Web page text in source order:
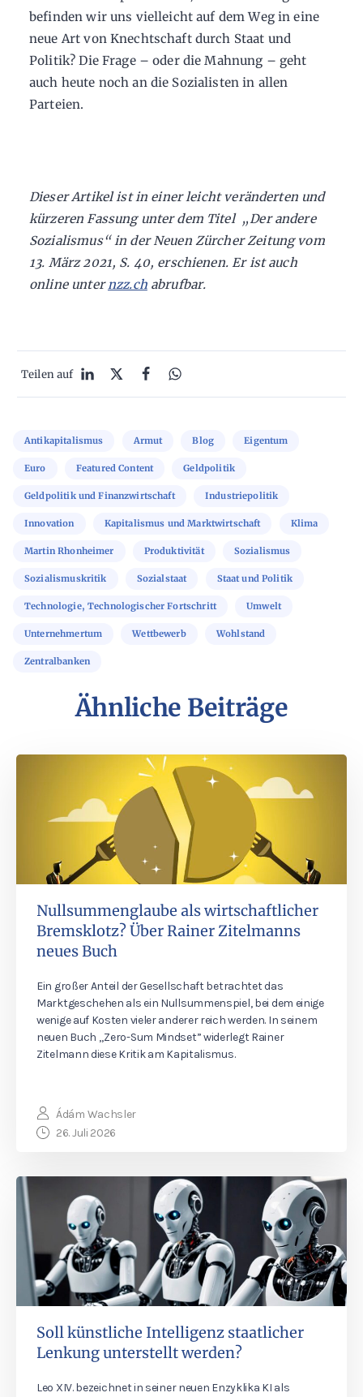
befinden wir uns vielleicht auf dem Weg in eine
neue Art von Knechtschaft durch Staat und
Politik? Die Frage – oder die Mahnung – geht
auch heute noch an die Sozialisten in allen
Parteien.
Dieser Artikel ist in einer leicht veränderten und
kürzeren Fassung unter dem Titel „Der andere
Sozialismus“ in der Neuen Zürcher Zeitung vom
13. März 2021, S. 40, erschienen. Er ist auch
online unternzz.chabrufbar.
Teilen auf
Antikapitalismus Armut Blog Eigentum
Euro Featured Content Geldpolitik
Geldpolitik und Finanzwirtschaft Industriepolitik
Innovation Kapitalismus und Marktwirtschaft Klima
Martin Rhonheimer Produktivität Sozialismus
Sozialismuskritik Sozialstaat Staat und Politik
Technologie, Technologischer Fortschritt Umwelt
Unternehmertum Wettbewerb Wohlstand
Zentralbanken
Ähnliche Beiträge
Nullsummenglaube als wirtschaftlicher
Bremsklotz? Über Rainer Zitelmanns
neues Buch
Ein großer Anteil der Gesellschaft betrachtet das
Marktgeschehen als ein Nullsummenspiel, bei dem einige
wenige auf Kosten vieler anderer reich werden. In seinem
neuen Buch „Zero-Sum Mindset” widerlegt Rainer
Zitelmann diese Kritik am Kapitalismus.
Ádám Wachsler
26. Juli 2026
Soll künstliche Intelligenz staatlicher
Lenkung unterstellt werden?
Leo XIV. bezeichnet in seiner neuen Enzyklika KI als